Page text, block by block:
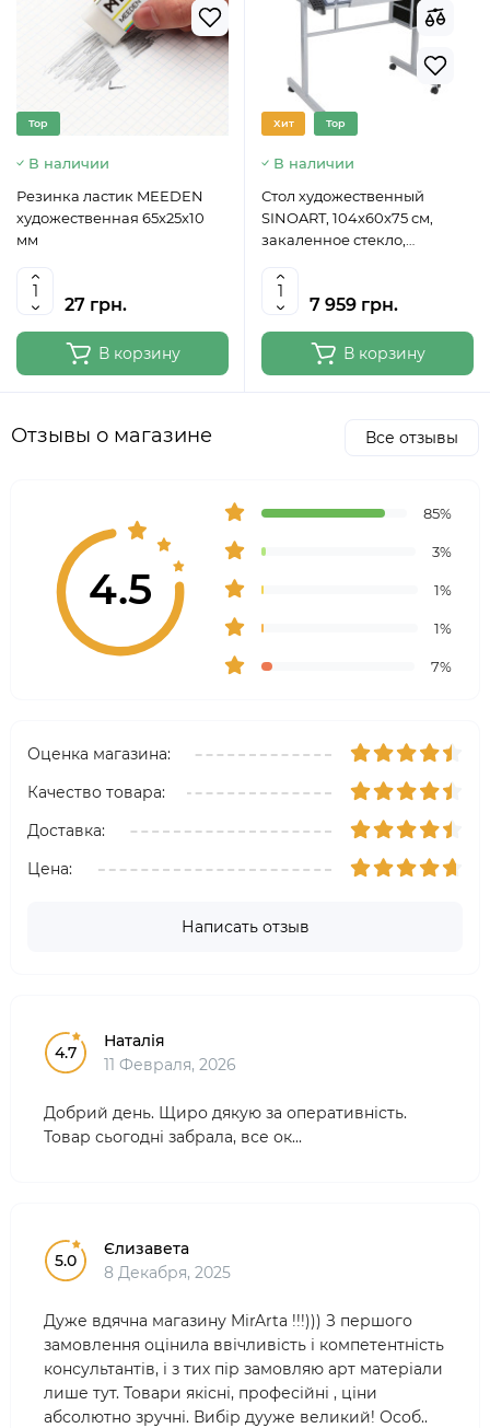
Top
В наличии
Резинка ластик MEEDEN
художественная 65x25x10
мм
27 грн.
В корзину
Хит Top
В наличии
Стол художественный
SINOART, 104x60x75 см,
закаленное стекло,
7 959 грн.
В корзину
Отзывы о магазине Все отзывы
4.5
85%
3%
1%
1%
7%
Оценка магазина:
Качество товара:
Доставка:
Цена:
Написать отзыв
4.7
Наталія
11 Февраля, 2026
Добрий день. Щиро дякую за оперативність.
Товар сьогодні забрала, все ок...
5.0
Єлизавета
8 Декабря, 2025
Дуже вдячна магазину MirArta !!!))) З першого
замовлення оцінила ввічливість і компетентність
консультантів, і з тих пір замовляю арт матеріали
лише тут. Товари якісні, професійні , ціни
абсолютно зручні. Вибір дууже великий! Особ..